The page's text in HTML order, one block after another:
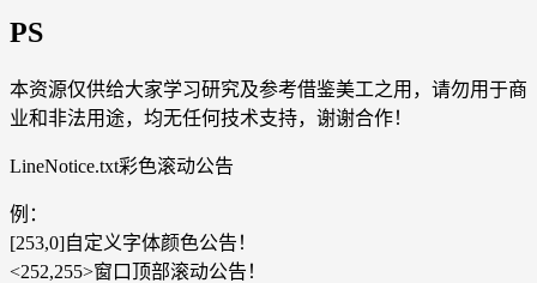
PS
本资源仅供给大家学习研究及参考借鉴美工之用，请勿用于商
业和非法用途，均无任何技术支持，谢谢合作！
LineNotice.txt彩色滚动公告
例：
[253,0]自定义字体颜色公告！
<252,255>窗口顶部滚动公告！